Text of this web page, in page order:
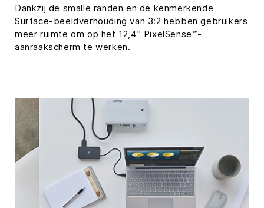
Dankzij de smalle randen en de kenmerkende
Surface-beeldverhouding van 3:2 hebben gebruikers
meer ruimte om op het 12,4” PixelSense™-
aanraakscherm te werken.